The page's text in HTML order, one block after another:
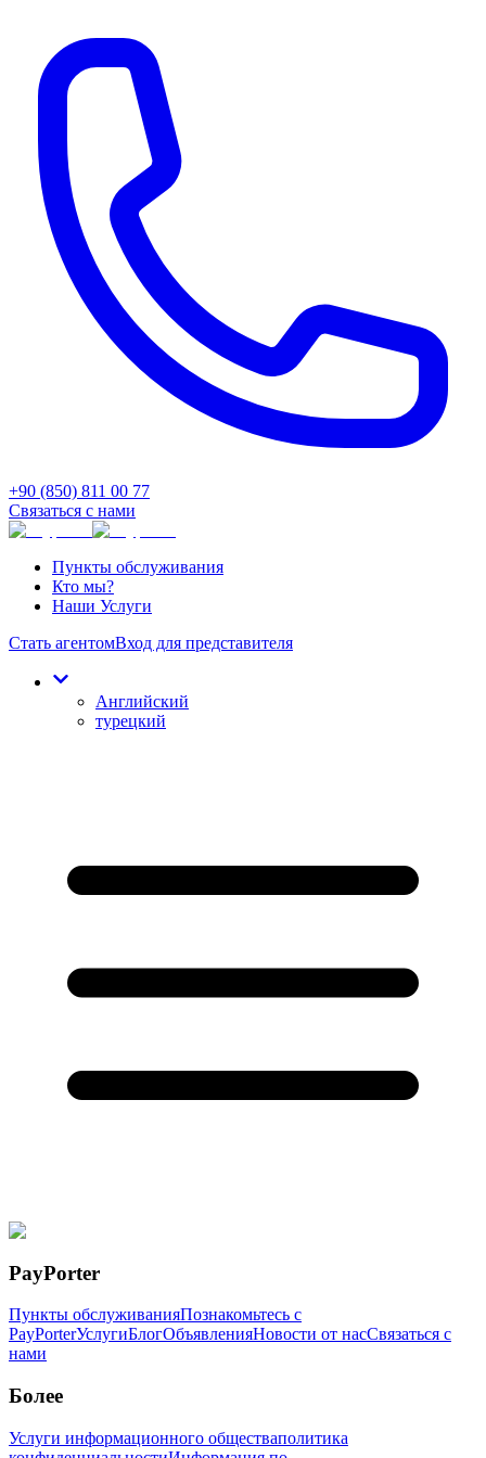
+90 (850) 811 00 77
Связаться с нами
Пункты обслуживания
Кто мы?
Наши Услуги
Стать агентомВход для представителя
Английский
турецкий
PayPorter
Пункты обслуживанияПознакомьтесь с
PayPorterУслугиБлогОбъявленияНовости от насСвязаться с
нами
Более
Услуги информационного обществаполитика